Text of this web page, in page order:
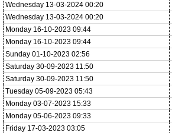
Wednesday 13-03-2024 00:20
Wednesday 13-03-2024 00:20
Monday 16-10-2023 09:44
Monday 16-10-2023 09:44
Sunday 01-10-2023 02:56
Saturday 30-09-2023 11:50
Saturday 30-09-2023 11:50
Tuesday 05-09-2023 05:43
Monday 03-07-2023 15:33
Monday 05-06-2023 09:33
Friday 17-03-2023 03:05